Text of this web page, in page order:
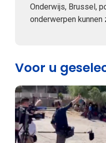
Onderwijs, Brussel,
onderwerpen
Voor u